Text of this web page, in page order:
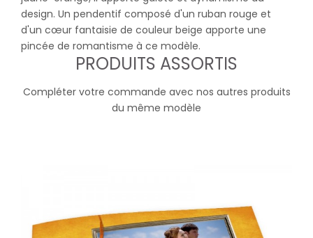
design. Un pendentif composé d'un ruban rouge et
d'un cœur fantaisie de couleur beige apporte une
pincée de romantisme à ce modèle.
PRODUITS ASSORTIS
Compléter votre commande avec nos autres produits
du même modèle